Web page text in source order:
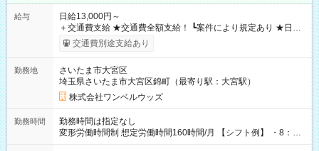
給与
日給13,000円～
＋交通費支給 ★交通費全額支給！ ┗案件により規定あり ★日払
いOK！（規定あり） ┗働いたその日に現金GET♪ お仕事後はコ
ンビニATMから 日払い分を引き落とせます！ 【試用期間】試
交通費別途支給あり
勤務地
さいたま市大宮区
埼玉県さいたま市大宮区錦町（最寄り駅：大宮駅）
株式会社ワンベルウッズ
勤務時間
勤務時間は指定なし
変形労働時間制 想定労働時間160時間/月 【シフト例】 ・8：00
～21：00